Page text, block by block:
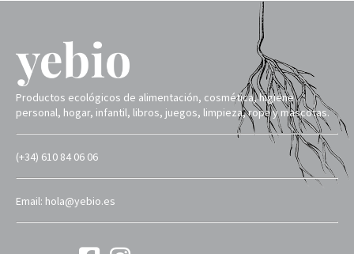
Productos ecológicos de alimentación, cosmética, higiene
personal, hogar, infantil, libros, juegos, limpieza, ropa y mascotas.
(+34) 610 84 06 06
Email: hola@yebio.es